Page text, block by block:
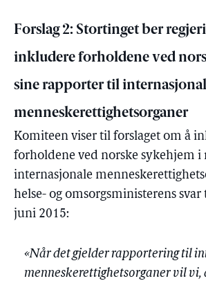
Forslag 2: Stortinget ber
inkludere forholdene ved
sine rapporter til
menneskerettighetsorganer
Komiteen viser til forslaget om å
forholdene ved norske sykehjem
internasjonale
helse- og omsorgsministerens
juni 2015:
«Når det gjelder rapportering til
menneskerettighetsorganer vil vi,